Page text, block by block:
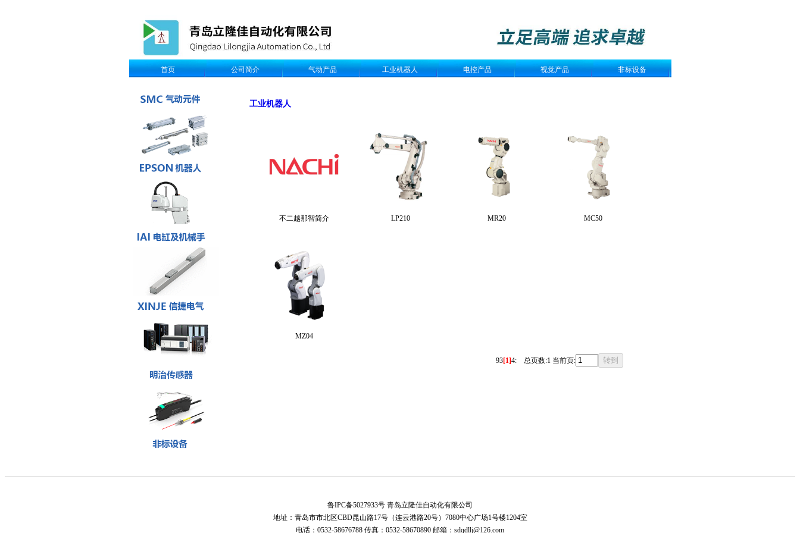
首页 公司简介 气动产品 工业机器人 电控产品 视觉产品 非标设备
工业机器人
不二越那智简介 LP210 MR20 MC50
MZ04
93[1]4: 总页数:1 当前页:
鲁IPC备5027933号 青岛立隆佳自动化有限公司
地址：青岛市市北区CBD昆山路17号（连云港路20号）7080中心广场1号楼1204室
电话：0532-58676788 传真：0532-58670890 邮箱：sdqdllj@126.com